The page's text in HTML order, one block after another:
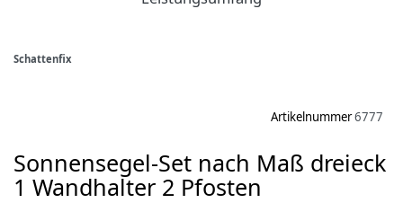
Schattenfix
Artikelnummer6777
Sonnensegel-Set nach Maß dreieck
1 Wandhalter 2 Pfosten